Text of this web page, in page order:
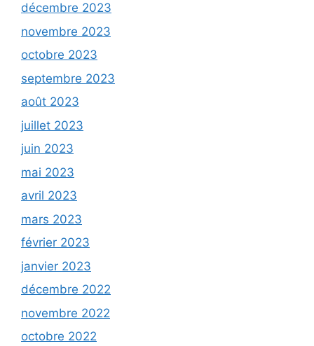
décembre 2023
novembre 2023
octobre 2023
septembre 2023
août 2023
juillet 2023
juin 2023
mai 2023
avril 2023
mars 2023
février 2023
janvier 2023
décembre 2022
novembre 2022
octobre 2022